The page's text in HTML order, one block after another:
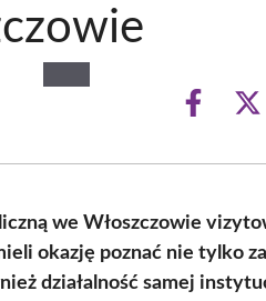
Share
we Włoszczowie
okazję poznać nie tylko
działalność samej